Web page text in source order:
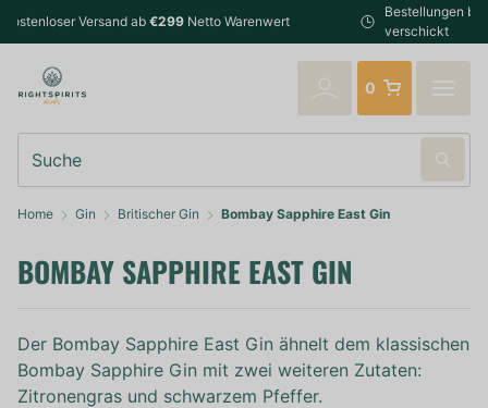
Bestellungen bis 14:00 Uhr (Mo-Fr) werden noch am selben Tag
verschickt
0
Home Gin Britischer Gin Bombay Sapphire East Gin
BOMBAY SAPPHIRE EAST GIN
Der Bombay Sapphire East Gin ähnelt dem klassischen
Bombay Sapphire Gin mit zwei weiteren Zutaten:
Zitronengras und schwarzem Pfeffer.